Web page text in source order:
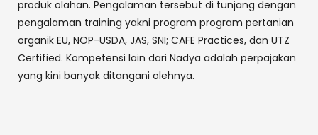
produk olahan. Pengalaman tersebut di tunjang dengan
pengalaman training yakni program program pertanian
organik EU, NOP-USDA, JAS, SNI; CAFE Practices, dan UTZ
Certified. Kompetensi lain dari Nadya adalah perpajakan
yang kini banyak ditangani olehnya.